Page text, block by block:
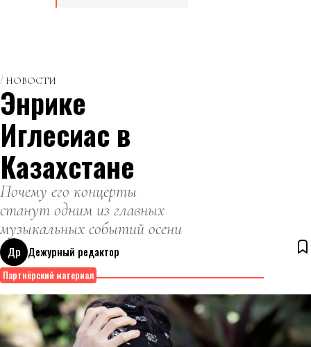
НОВОСТИ
Энрике
Иглесиас в
Казахстане
Почему его концерты
станут одним из главных
музыкальных событий осени
Др Дежурный редактор
10 августа 2026
Партнёрский материал